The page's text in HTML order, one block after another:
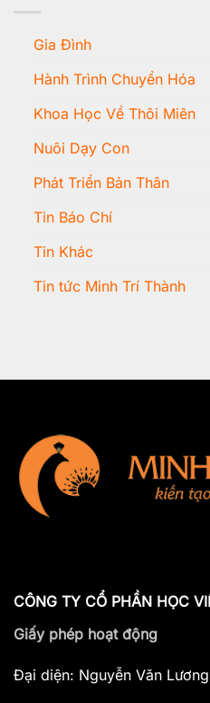
Gia Đình
Hành Trình Chuyển Hóa
Khoa Học Về Thôi Miên
Nuôi Dạy Con
Phát Triển Bản Thân
Tin Báo Chí
Tin Khác
Tin tức Minh Trí Thành
CÔNG TY CỔ PHẦN HỌC
Giấy phép hoạt động
Đại diện: Nguyễn Văn Lương